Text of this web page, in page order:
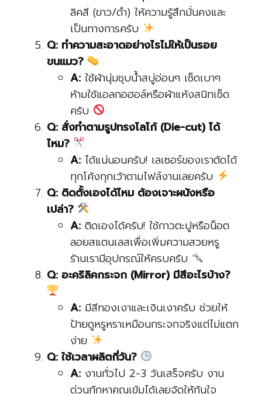
ลิคสี (ขาว/ดำ) ให้ความรู้สึกมั่นคงและ
เป็นทางการครับ
Q: ทำความสะอาดอย่างไรไม่ให้เป็นรอย
ขนแมว?
A: ใช้ผ้านุ่มชุบน้ำสบู่อ่อนๆ เช็ดเบาๆ
ห้ามใช้แอลกอฮอล์หรือผ้าแห้งสนิทเช็ด
ครับ
Q: สั่งทำตามรูปทรงโลโก้ (Die-cut) ได้
ไหม?
A: ได้แน่นอนครับ! เลเซอร์ของเราตัดได้
ทุกโค้งทุกเว้าตามไฟล์งานเลยครับ
Q: ติดตั้งเองได้ไหม ต้องเจาะผนังหรือ
เปล่า?
A: ติดเองได้ครับ! ใช้กาวตะปูหรือน็อต
ลอยสแตนเลสเพื่อเพิ่มความสวยหรู
ร้านเรามีอุปกรณ์ให้ครบครับ
Q: อะคริลิคกระจก (Mirror) มีสีอะไรบ้าง?
A: มีสีทองเงาและเงินเงาครับ ช่วยให้
ป้ายดูหรูหราเหมือนกระจกจริงแต่ไม่แตก
ง่าย
Q: ใช้เวลาผลิตกี่วัน?
A: งานทั่วไป 2-3 วันเสร็จครับ งาน
ด่วนทักหาคุณเข้มได้เลยจัดให้ทันใจ